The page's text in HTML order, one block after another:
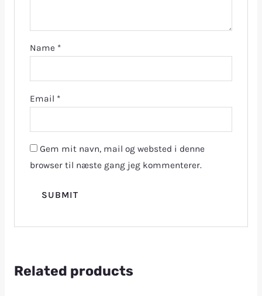
Name *
Email *
Gem mit navn, mail og websted i denne
browser til næste gang jeg kommenterer.
Related products